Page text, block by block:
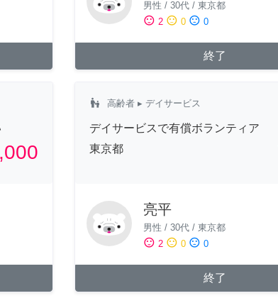
男性 / 30代/ 東京都
sentiment_satisfied 2 sentiment_neutral 0 sentiment_dissatisfied 0
終了
escalator_warning 高齢者▸ デイサービス
デイサービスで有償ボランティア
東京都
亮平
男性 / 30代/ 東京都
sentiment_satisfied 2 sentiment_neutral 0 sentiment_dissatisfied 0
終了